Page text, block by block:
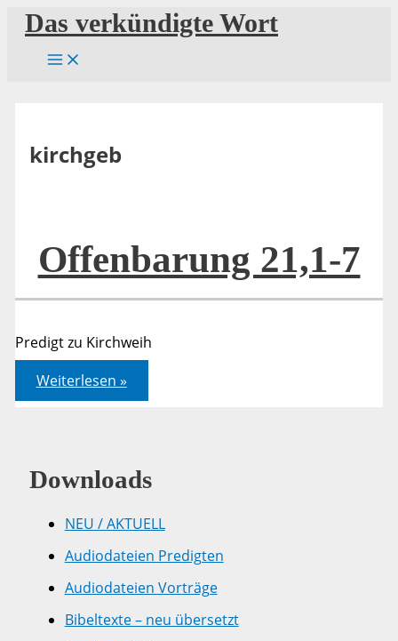
Zum
Inhalt
springen
Das verkündigte Wort
kirchgeb
Offenbarung 21,1-7
Predigt zu Kirchweih
Offenbarung
21,1-
7
Weiterlesen »
Downloads
NEU / AKTUELL
Audiodateien Predigten
Audiodateien Vorträge
Bibeltexte – neu übersetzt